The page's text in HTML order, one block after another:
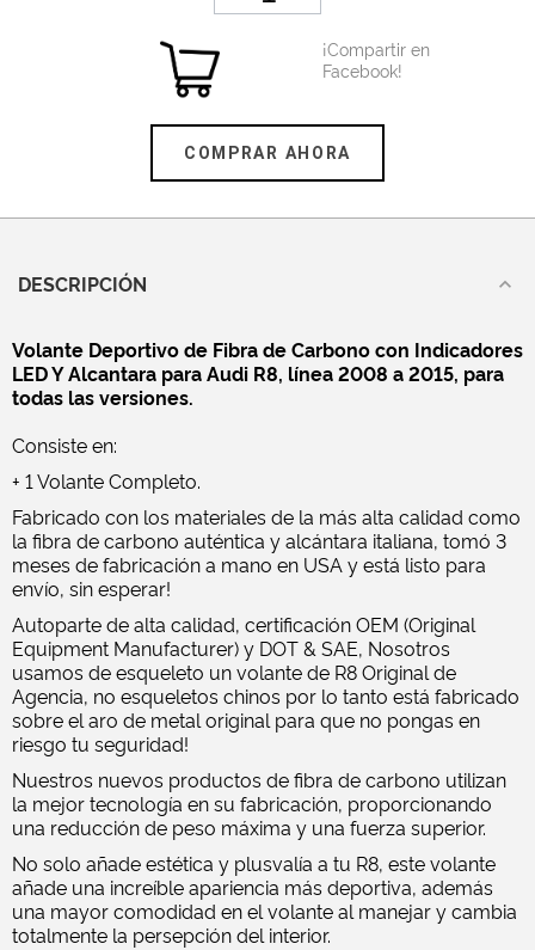
¡Compartir en
Facebook!
COMPRAR AHORA
DESCRIPCIÓN
Volante Deportivo de Fibra de Carbono con Indicadores
LED Y Alcantara para Audi R8, línea 2008 a 2015, para
todas las versiones.
Consiste en:
+ 1 Volante Completo.
Fabricado con los materiales de la más alta calidad como
la fibra de carbono auténtica y alcántara italiana, tomó 3
meses de fabricación a mano en USA y está listo para
envío, sin esperar!
Autoparte de alta calidad, certificación OEM (Original
Equipment Manufacturer) y DOT & SAE, Nosotros
usamos de esqueleto un volante de R8 Original de
Agencia, no esqueletos chinos por lo tanto está fabricado
sobre el aro de metal original para que no pongas en
riesgo tu seguridad!
Nuestros nuevos productos de fibra de carbono utilizan
la mejor tecnología en su fabricación, proporcionando
una reducción de peso máxima y una fuerza superior.
No solo añade estética y plusvalía a tu R8, este volante
añade una increíble apariencia más deportiva, además
una mayor comodidad en el volante al manejar y cambia
totalmente la persepción del interior.